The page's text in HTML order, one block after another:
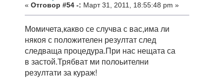
« Отговор #54 -: Март 31, 2011, 18:55:48 pm »
Момичета,какво се случва с вас,има ли
някоя с положителен резултат след
следваща процедура.При нас нещата са
в застой.Трябват ми полоьителни
резултати за кураж!